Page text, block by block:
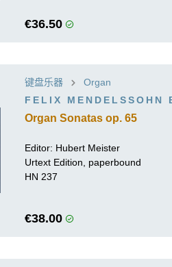
€36.50
键盘乐器
Organ
FELIX MENDELSSOHN
Organ Sonatas op. 65
Editor: Hubert Meister
Urtext Edition, paperbound
HN 237
€38.00